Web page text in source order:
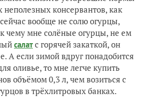
консервантов, как
вообще не солю огурцы,
чему мне солёные огурцы, не ем
салатс горячей закаткой, он
А если зимой вдруг понадобится
оливье, то мне легче купить
объёмом 0,3 л, чем возиться с
в трёхлитровых банках.